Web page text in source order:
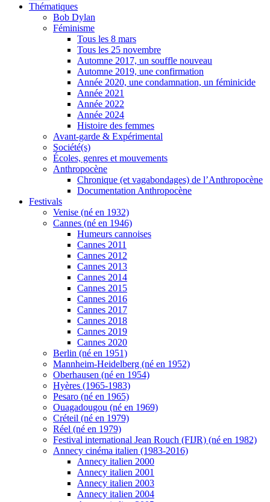
Thématiques
Bob Dylan
Féminisme
Tous les 8 mars
Tous les 25 novembre
Automne 2017, un souffle nouveau
Automne 2019, une confirmation
Année 2020, une condamnation, un féminicide
Année 2021
Année 2022
Année 2024
Histoire des femmes
Avant-garde & Expérimental
Société(s)
Écoles, genres et mouvements
Anthropocène
Chronique (et vagabondages) de l’Anthropocène
Documentation Anthropocène
Festivals
Venise (né en 1932)
Cannes (né en 1946)
Humeurs cannoises
Cannes 2011
Cannes 2012
Cannes 2013
Cannes 2014
Cannes 2015
Cannes 2016
Cannes 2017
Cannes 2018
Cannes 2019
Cannes 2020
Berlin (né en 1951)
Mannheim-Heidelberg (né en 1952)
Oberhausen (né en 1954)
Hyères (1965-1983)
Pesaro (né en 1965)
Ouagadougou (né en 1969)
Créteil (né en 1979)
Réel (né en 1979)
Festival international Jean Rouch (FIJR) (né en 1982)
Annecy cinéma italien (1983-2016)
Annecy italien 2000
Annecy italien 2001
Annecy italien 2003
Annecy italien 2004